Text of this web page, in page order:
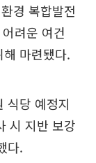
경 복합발전
려운 여건
마련됐다.
식당 예정지
시 지반 보강
다.